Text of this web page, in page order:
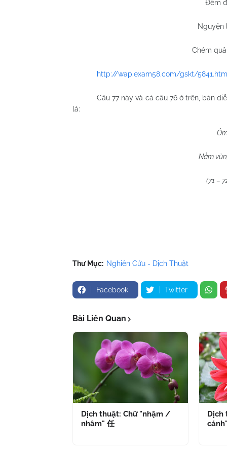
Đêm
Nguyện
Chém
http://wap.exam58.com/gskt/
Câu 77 này và cả câu 76 ở trên, bản
là:
Nằm
(71 –
Thư Mục: Nghiên Cứu - Dịch Thuật
Facebook Twitter
Bài Liên Quan
Dịch thuật: Chữ "nhậm /
nhâm" 任
Dịch